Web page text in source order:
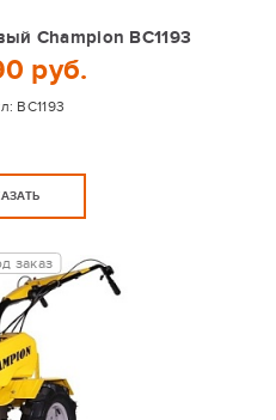
Champion BC1193
руб.
BC1193
заказ